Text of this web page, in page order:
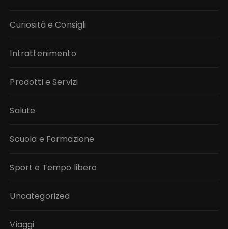
Curiosità e Consigli
Intrattenimento
Prodotti e Servizi
Salute
Scuola e Formazione
Sport e Tempo libero
Uncategorized
Viaggi